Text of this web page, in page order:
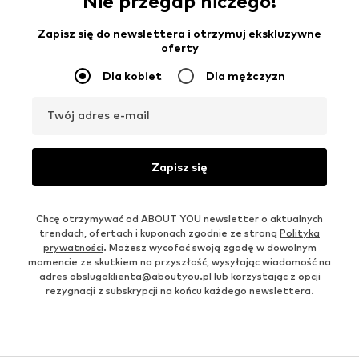
Zapisz się do newslettera i otrzymuj ekskluzywne
oferty
Dla kobiet Dla mężczyzn
Twój adres e-mail
Zapisz się
Chcę otrzymywać od ABOUT YOU newsletter o aktualnych
trendach, ofertach i kuponach zgodnie ze stroną Polityka
prywatności. Możesz wycofać swoją zgodę w dowolnym
momencie ze skutkiem na przyszłość, wysyłając wiadomość na
adres obslugaklienta@aboutyou.pl lub korzystając z opcji
rezygnacji z subskrypcji na końcu każdego newslettera.